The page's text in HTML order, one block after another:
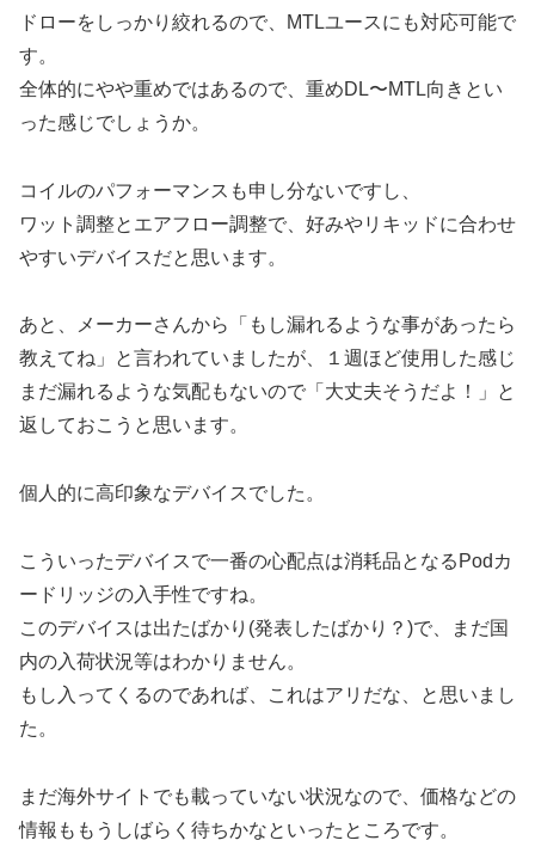
ドローをしっかり絞れるので、MTLユースにも対応可能で
す。
全体的にやや重めではあるので、重めDL〜MTL向きとい
った感じでしょうか。
コイルのパフォーマンスも申し分ないですし、
ワット調整とエアフロー調整で、好みやリキッドに合わせ
やすいデバイスだと思います。
あと、メーカーさんから「もし漏れるような事があったら
教えてね」と言われていましたが、１週ほど使用した感じ
まだ漏れるような気配もないので「大丈夫そうだよ！」と
返しておこうと思います。
個人的に高印象なデバイスでした。
こういったデバイスで一番の心配点は消耗品となるPodカ
ードリッジの入手性ですね。
このデバイスは出たばかり(発表したばかり？)で、まだ国
内の入荷状況等はわかりません。
もし入ってくるのであれば、これはアリだな、と思いまし
た。
まだ海外サイトでも載っていない状況なので、価格などの
情報ももうしばらく待ちかなといったところです。